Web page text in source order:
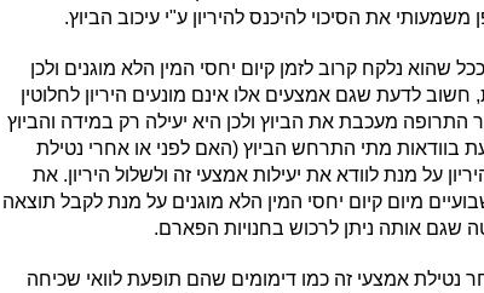
את הסיכוי להיכנס להיריון ע"י עיכוב הביוץ.
שהוא נלקח קרוב לזמן קיום יחסי המין הלא מוגנים ולכן
לדעת שגם אמצעים אלו אינם מונעים היריון לחלוטין
התרופה מעכבת את הביוץ ולכן היא יעילה רק במידה והביוץ
בוודאות מתי התרחש הביוץ (האם לפני או אחרי נטילת
על מנת לוודא את יעילות אמצעי זה ולשלול היריון. את
מיום קיום יחסי המין הלא מוגנים על מנת לקבל תוצאה
שגם אותה ניתן לרכוש בחנויות הפארם.
נטילת אמצעי זה כמו דימומים שהם תופעת לוואי שכיחה